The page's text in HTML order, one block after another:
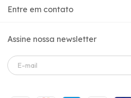
Entre em contato
Assine nossa newsletter